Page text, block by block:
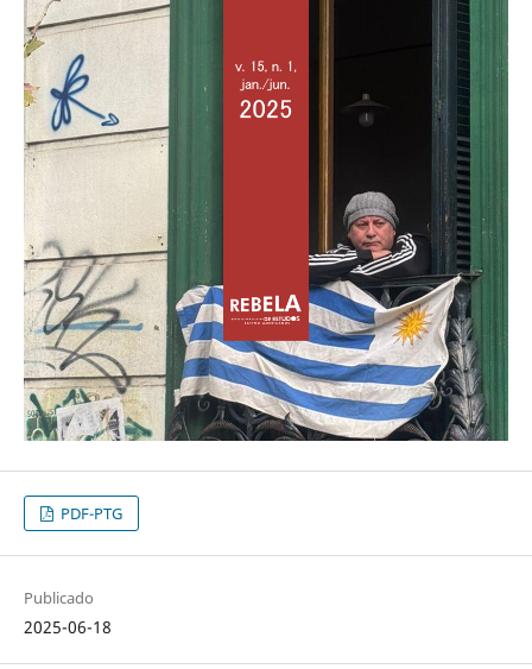
PDF-PTG
Publicado
2025-06-18